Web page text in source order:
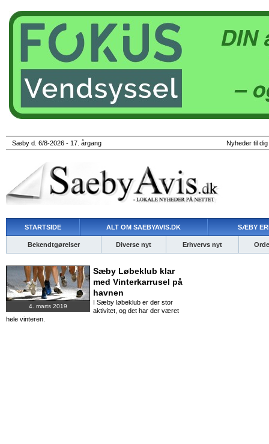
Sæby d. 6/8-2026 - 17. årgang Nyheder til
STARTSIDE ALT OM SAEBYAVIS.DK SÆBY
Bekendtgørelser Diverse nyt Erhvervs nyt
4. marts 2019
Sæby Løbeklub klar
med Vinterkarrusel på
havnen
I Sæby løbeklub er der stor
aktivitet, og det har der været
hele vinteren.